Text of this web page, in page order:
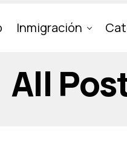
Inmigración
All